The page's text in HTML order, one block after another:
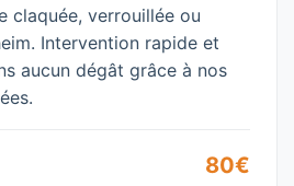
claquée, verrouillée ou
. Intervention rapide et
aucun dégât grâce à nos
80€